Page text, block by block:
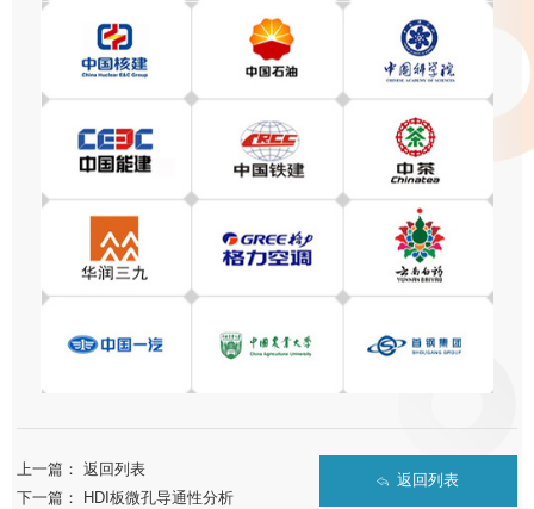
上一篇：返回列表
下一篇：
HDI板微孔导通性分析
返回列表